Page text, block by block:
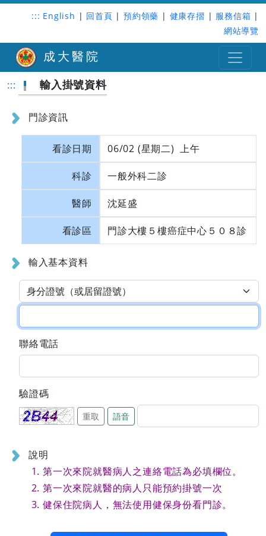
::: English | 回首頁 | 預約領藥 | 健康存摺 | 服務信箱 |
網站導覽
成大醫院
::: 輸入掛號資料
門診資訊
看診日期 06/02 (星期二) 上午
科診 一般外科二診
醫師 沈延盛
看診區 門診大樓５樓癌症中心５０８診
輸入基本資料
聯絡電話
驗證碼
重取 語音
說明
第一次來院就醫病人之連絡電話為必填欄位。
第一次來院就醫的病人只能預約掛號一次
健保住院病人，無法使用健保身份看門診。